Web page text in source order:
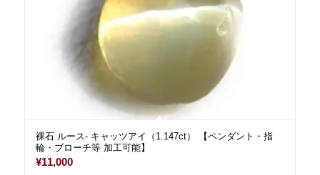
裸石 ルース- キャッツアイ（1.147ct） 【ペンダント・指
輪・ブローチ等 加工可能】
¥11,000